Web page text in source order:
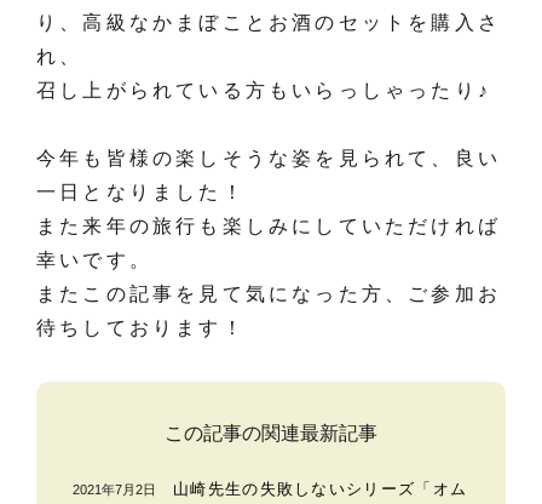
り、高級なかまぼことお酒のセットを購入さ
れ、
召し上がられている方もいらっしゃったり♪
今年も皆様の楽しそうな姿を見られて、良い
一日となりました！
また来年の旅行も楽しみにしていただければ
幸いです。
またこの記事を見て気になった方、ご参加お
待ちしております！
この記事の関連最新記事
2021年7月2日
山崎先生の失敗しないシリーズ「オム